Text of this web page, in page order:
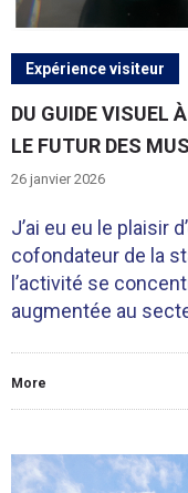
Expérience visiteur
DU GUIDE VISUEL
LE FUTUR DES
26 janvier 2026
J’ai eu eu le plaisir
cofondateur de la
l’activité se
augmentée au
More